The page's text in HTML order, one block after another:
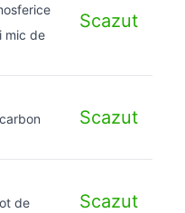
mic de
Scazut
Scazut
de
Scazut